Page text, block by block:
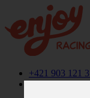
+421 903 121